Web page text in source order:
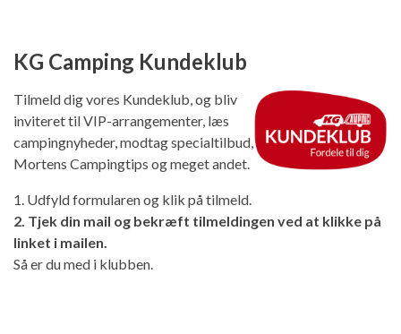
KG Camping Kundeklub
Tilmeld dig vores Kundeklub, og bliv
inviteret til VIP-arrangementer, læs
campingnyheder, modtag specialtilbud,
Mortens Campingtips og meget andet.
1. Udfyld formularen og klik på tilmeld.
2. Tjek din mail og bekræft tilmeldingen ved at klikke på
linket i mailen.
Så er du med i klubben.